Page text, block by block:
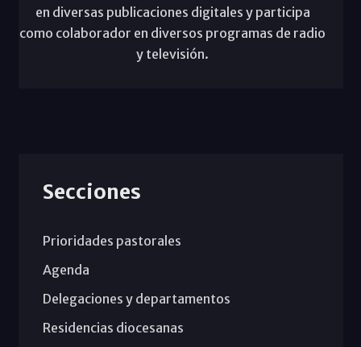
en diversas publicaciones digitales y participa
como colaborador en diversos programas de radio
y televisión.
Secciones
Prioridades pastorales
Agenda
Delegaciones y departamentos
Residencias diocesanas